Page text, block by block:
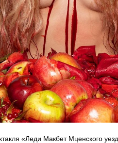
«Леди Макбет Мценского